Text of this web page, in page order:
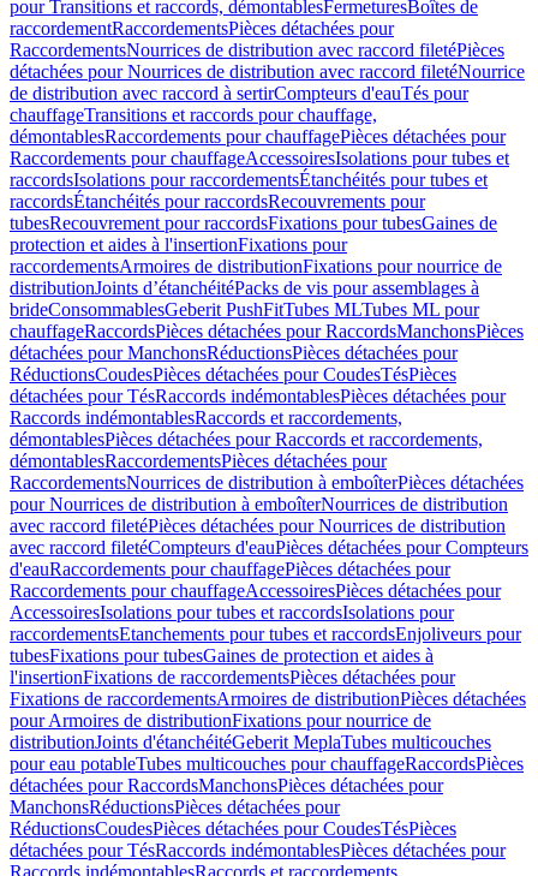
pour Transitions et raccords, démontablesFermeturesBoîtes de
raccordementRaccordementsPièces détachées pour
RaccordementsNourrices de distribution avec raccord filetéPièces
détachées pour Nourrices de distribution avec raccord filetéNourrice
de distribution avec raccord à sertirCompteurs d'eauTés pour
chauffageTransitions et raccords pour chauffage,
démontablesRaccordements pour chauffagePièces détachées pour
Raccordements pour chauffageAccessoiresIsolations pour tubes et
raccordsIsolations pour raccordementsÉtanchéités pour tubes et
raccordsÉtanchéités pour raccordsRecouvrements pour
tubesRecouvrement pour raccordsFixations pour tubesGaines de
protection et aides à l'insertionFixations pour
raccordementsArmoires de distributionFixations pour nourrice de
distributionJoints d’étanchéitéPacks de vis pour assemblages à
brideConsommablesGeberit PushFitTubes MLTubes ML pour
chauffageRaccordsPièces détachées pour RaccordsManchonsPièces
détachées pour ManchonsRéductionsPièces détachées pour
RéductionsCoudesPièces détachées pour CoudesTésPièces
détachées pour TésRaccords indémontablesPièces détachées pour
Raccords indémontablesRaccords et raccordements,
démontablesPièces détachées pour Raccords et raccordements,
démontablesRaccordementsPièces détachées pour
RaccordementsNourrices de distribution à emboîterPièces détachées
pour Nourrices de distribution à emboîterNourrices de distribution
avec raccord filetéPièces détachées pour Nourrices de distribution
avec raccord filetéCompteurs d'eauPièces détachées pour Compteurs
d'eauRaccordements pour chauffagePièces détachées pour
Raccordements pour chauffageAccessoiresPièces détachées pour
AccessoiresIsolations pour tubes et raccordsIsolations pour
raccordementsEtanchements pour tubes et raccordsEnjoliveurs pour
tubesFixations pour tubesGaines de protection et aides à
l'insertionFixations de raccordementsPièces détachées pour
Fixations de raccordementsArmoires de distributionPièces détachées
pour Armoires de distributionFixations pour nourrice de
distributionJoints d'étanchéitéGeberit MeplaTubes multicouches
pour eau potableTubes multicouches pour chauffageRaccordsPièces
détachées pour RaccordsManchonsPièces détachées pour
ManchonsRéductionsPièces détachées pour
RéductionsCoudesPièces détachées pour CoudesTésPièces
détachées pour TésRaccords indémontablesPièces détachées pour
Raccords indémontablesRaccords et raccordements,